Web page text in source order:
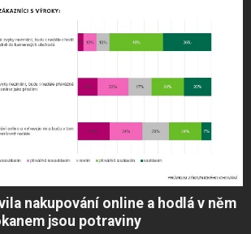
nakupování online a hodlá v něm
jsou potraviny